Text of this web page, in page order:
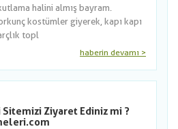
halini almış bayram.
kostümler giyerek, kapı kapı
topl
haberin devamı >
Ziyaret Ediniz mi ?